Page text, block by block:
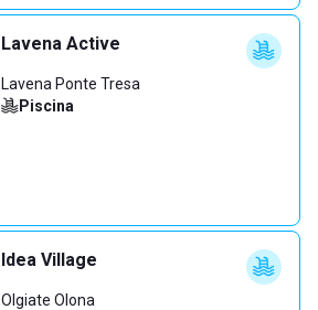
Lavena Active
Lavena Ponte Tresa
Piscina
Idea Village
Olgiate Olona